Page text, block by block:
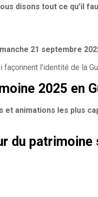
disons tout ce qu’il
21 septembre
l'identité de la
2025 en
animations les plus
du patrimoine